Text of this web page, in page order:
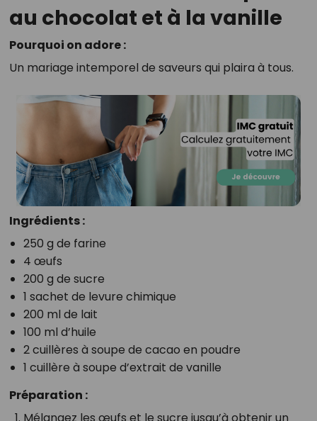
au chocolat et à la vanille
Pourquoi on adore :
Un mariage intemporel de saveurs qui plaira à tous.
Ingrédients :
250 g de farine
4 œufs
200 g de sucre
1 sachet de levure chimique
200 ml de lait
100 ml d’huile
2 cuillères à soupe de cacao en poudre
1 cuillère à soupe d’extrait de vanille
Préparation :